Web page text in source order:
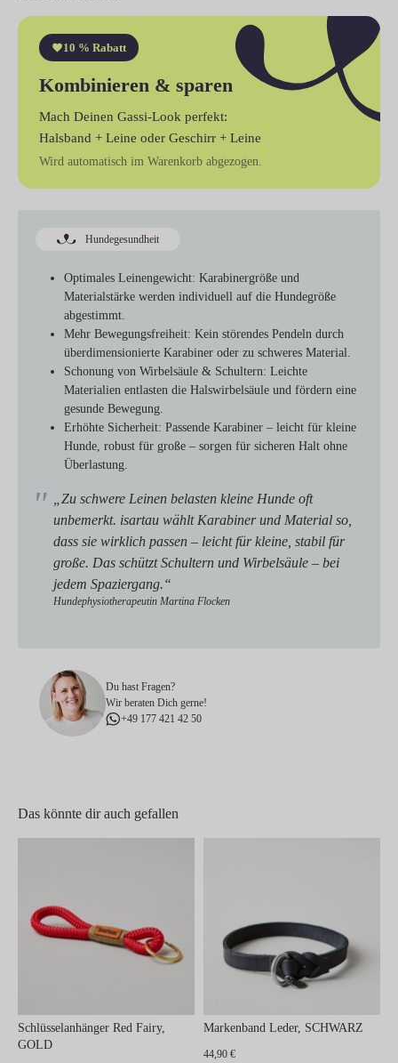
10 % Rabatt
Kombinieren & sparen
Mach Deinen Gassi-Look perfekt:
Halsband + Leine oder Geschirr + Leine
Wird automatisch im Warenkorb abgezogen.
Hundegesundheit
Optimales Leinengewicht: Karabinergröße und
Materialstärke werden individuell auf die Hundegröße
abgestimmt.
Mehr Bewegungsfreiheit: Kein störendes Pendeln durch
überdimensionierte Karabiner oder zu schweres Material.
Schonung von Wirbelsäule & Schultern: Leichte
Materialien entlasten die Halswirbelsäule und fördern eine
gesunde Bewegung.
Erhöhte Sicherheit: Passende Karabiner – leicht für kleine
Hunde, robust für große – sorgen für sicheren Halt ohne
Überlastung.
„Zu schwere Leinen belasten kleine Hunde oft
unbemerkt. isartau wählt Karabiner und Material so,
dass sie wirklich passen – leicht für kleine, stabil für
große. Das schützt Schultern und Wirbelsäule – bei
jedem Spaziergang.“
Hundephysiotherapeutin Martina Flocken
Du hast Fragen?
Wir beraten Dich gerne!
+49 177 421 42 50
Das könnte dir auch gefallen
Schlüsselanhänger Red Fairy,
GOLD
Markenband Leder, SCHWARZ
44,90 €